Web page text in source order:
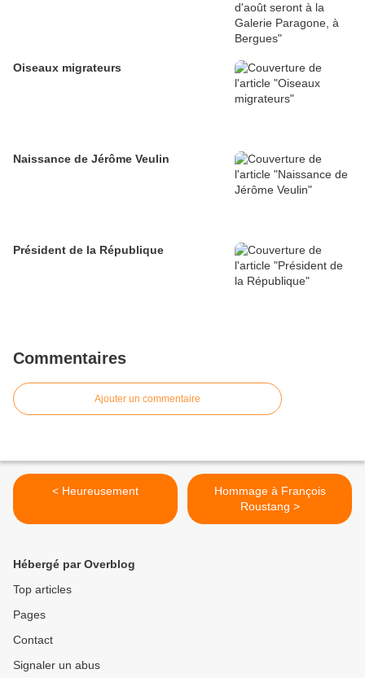
Oiseaux migrateurs
Naissance de Jérôme Veulin
Président de la République
Commentaires
Ajouter un commentaire
< Heureusement
Hommage à François
Roustang >
Hébergé par Overblog
Top articles
Pages
Contact
Signaler un abus